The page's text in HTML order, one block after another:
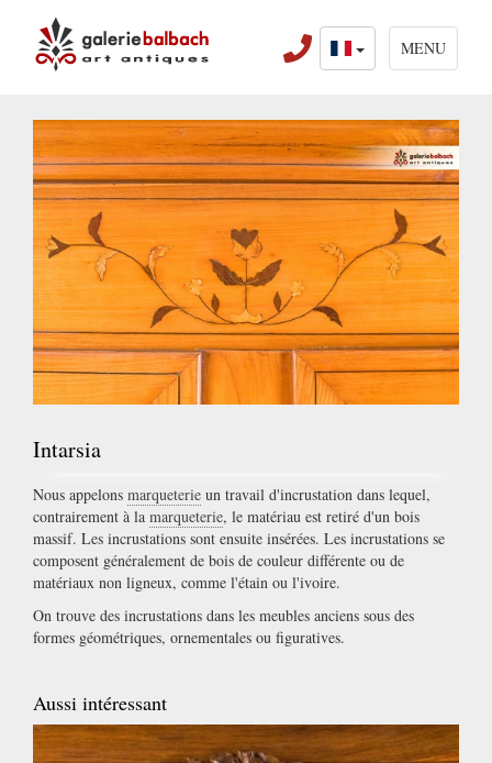
MENU
Intarsia
Nous appelons marqueterie un travail d'incrustation dans lequel,
contrairement à la marqueterie, le matériau est retiré d'un bois
massif. Les incrustations sont ensuite insérées. Les incrustations se
composent généralement de bois de couleur différente ou de
matériaux non ligneux, comme l'étain ou l'ivoire.
On trouve des incrustations dans les meubles anciens sous des
formes géométriques, ornementales ou figuratives.
Aussi intéressant